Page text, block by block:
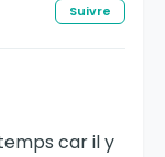
Suivre
car il y